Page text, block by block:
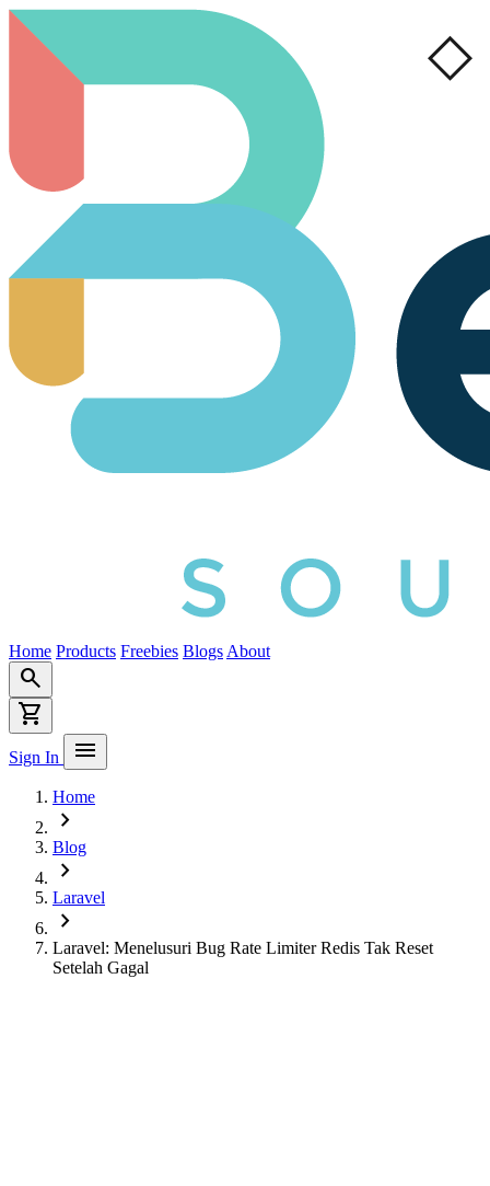
Home Products Freebies Blogs About
search
shopping_cart
Sign In menu
Home
chevron_right
Blog
chevron_right
Laravel
chevron_right
Laravel: Menelusuri Bug Rate Limiter Redis Tak Reset
Setelah Gagal